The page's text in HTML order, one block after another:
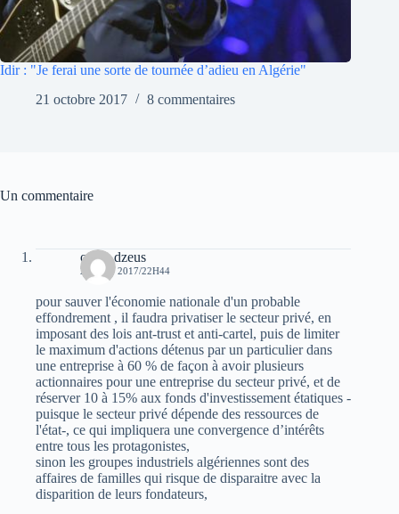
Idir : "Je ferai une sorte de tournée d’adieu en Algérie"
21 octobre 2017
8 commentaires
Un commentaire
oziris dzeus
2 AOÛT 2017/22H44
pour sauver l'économie nationale d'un probable
effondrement , il faudra privatiser le secteur privé, en
imposant des lois ant-trust et anti-cartel, puis de limiter
le maximum d'actions détenus par un particulier dans
une entreprise à 60 % de façon à avoir plusieurs
actionnaires pour une entreprise du secteur privé, et de
réserver 10 à 15% aux fonds d'investissement étatiques -
puisque le secteur privé dépende des ressources de
l'état-, ce qui impliquera une convergence d’intérêts
entre tous les protagonistes,
sinon les groupes industriels algériennes sont des
affaires de familles qui risque de disparaitre avec la
disparition de leurs fondateurs,